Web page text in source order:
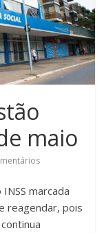
maio
marcada
reagendar, pois